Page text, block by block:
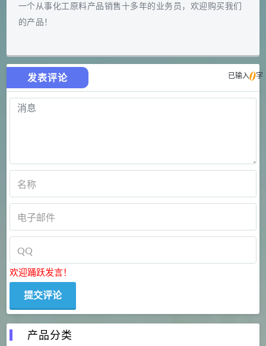
一个从事化工原料产品销售十多年的业务员，欢迎购买我们
的产品！
发表评论 已输入0字
欢迎踊跃发言！
产品分类